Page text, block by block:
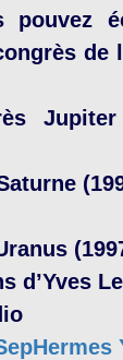
pouvez
Jupiter
d’Yves